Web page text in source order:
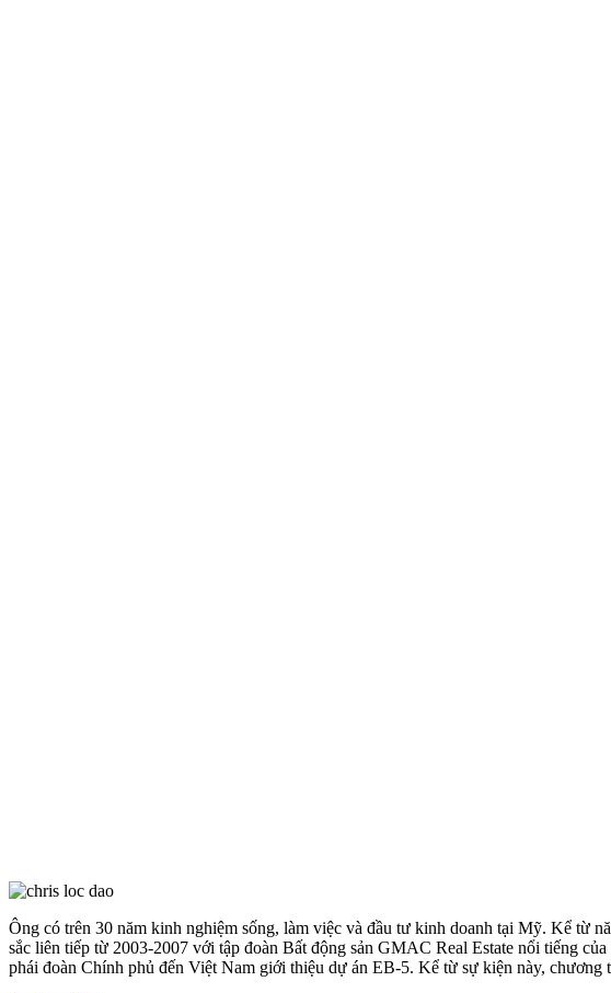
Ông có trên 30 năm kinh nghiệm sống, làm việc và đầu tư kinh doanh tại Mỹ. Kể từ
sắc liên tiếp từ 2003-2007 với tập đoàn Bất động sản GMAC Real Estate nổi tiếng
phái đoàn Chính phủ đến Việt Nam giới thiệu dự án EB-5. Kể từ sự kiện này,